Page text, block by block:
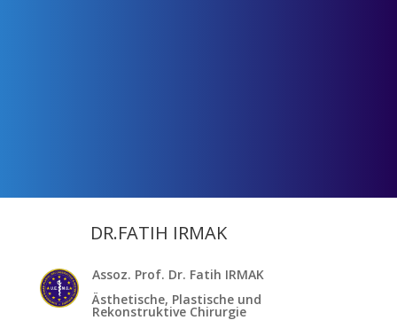
DR.FATIH IRMAK
Assoz. Prof. Dr. Fatih IRMAK
Ästhetische, Plastische und
Rekonstruktive Chirurgie